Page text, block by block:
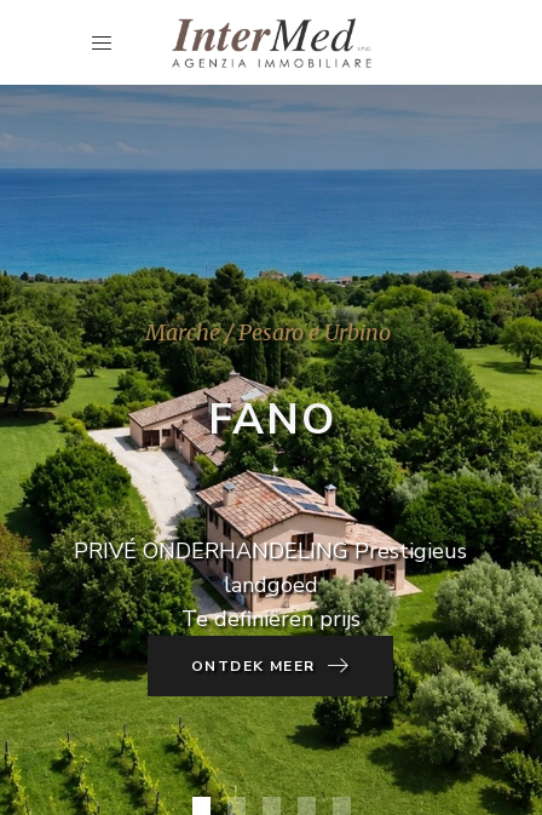
Marche / Pesaro e Urbino
FANO
PRIVÉ ONDERHANDELING Prestigieus
landgoed
Te definiëren prijs
ONTDEK MEER